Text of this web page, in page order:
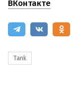
ВКонтакте
Tank